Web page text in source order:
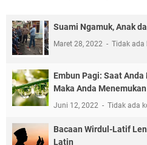
Suami Ngamuk, Anak
Maret 28, 2022 Tidak ada
Embun Pagi: Saat
Maka Anda
Juni 12, 2022 Tidak ada
Bacaan Wirdul-Latif
Latin